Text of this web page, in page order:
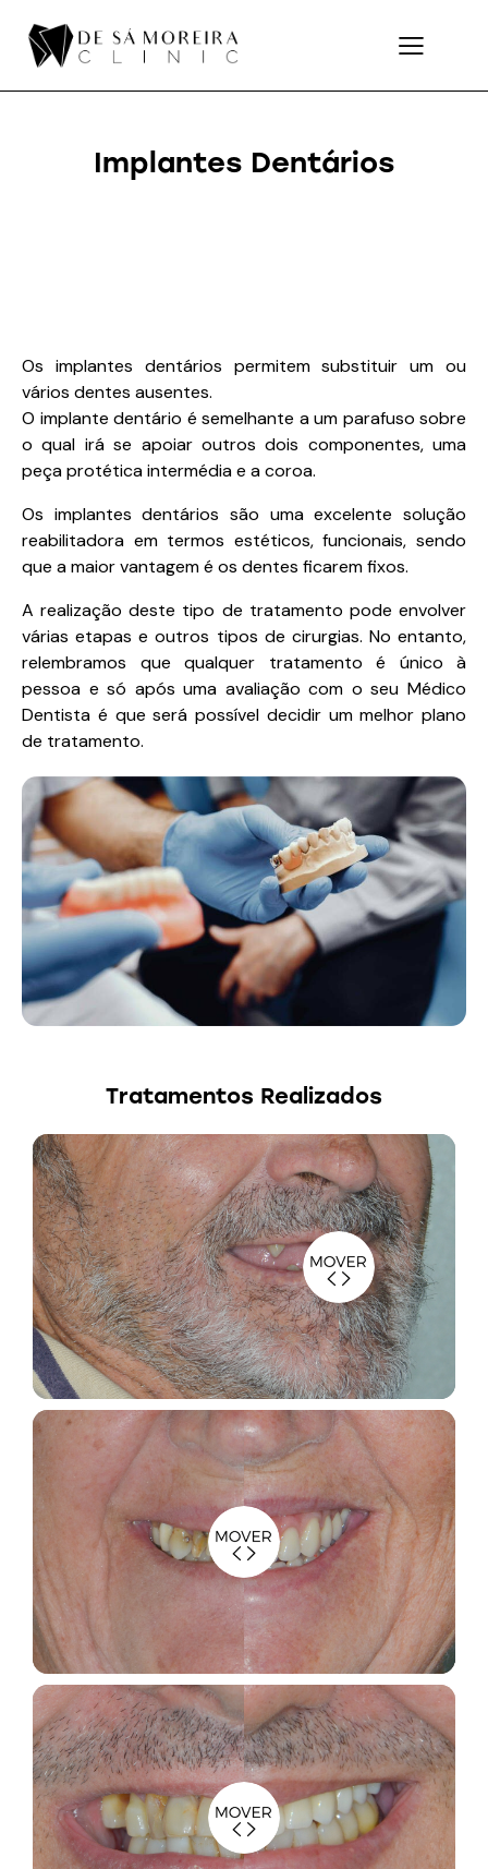
Implantes Dentários
Os implantes dentários permitem substituir um ou
vários dentes ausentes.
O implante dentário é semelhante a um parafuso sobre
o qual irá se apoiar outros dois componentes, uma
peça protética intermédia e a coroa.
Os implantes dentários são uma excelente solução
reabilitadora em termos estéticos, funcionais, sendo
que a maior vantagem é os dentes ficarem fixos.
A realização deste tipo de tratamento pode envolver
várias etapas e outros tipos de cirurgias. No entanto,
relembramos que qualquer tratamento é único à
pessoa e só após uma avaliação com o seu Médico
Dentista é que será possível decidir um melhor plano
de tratamento.
Tratamentos Realizados